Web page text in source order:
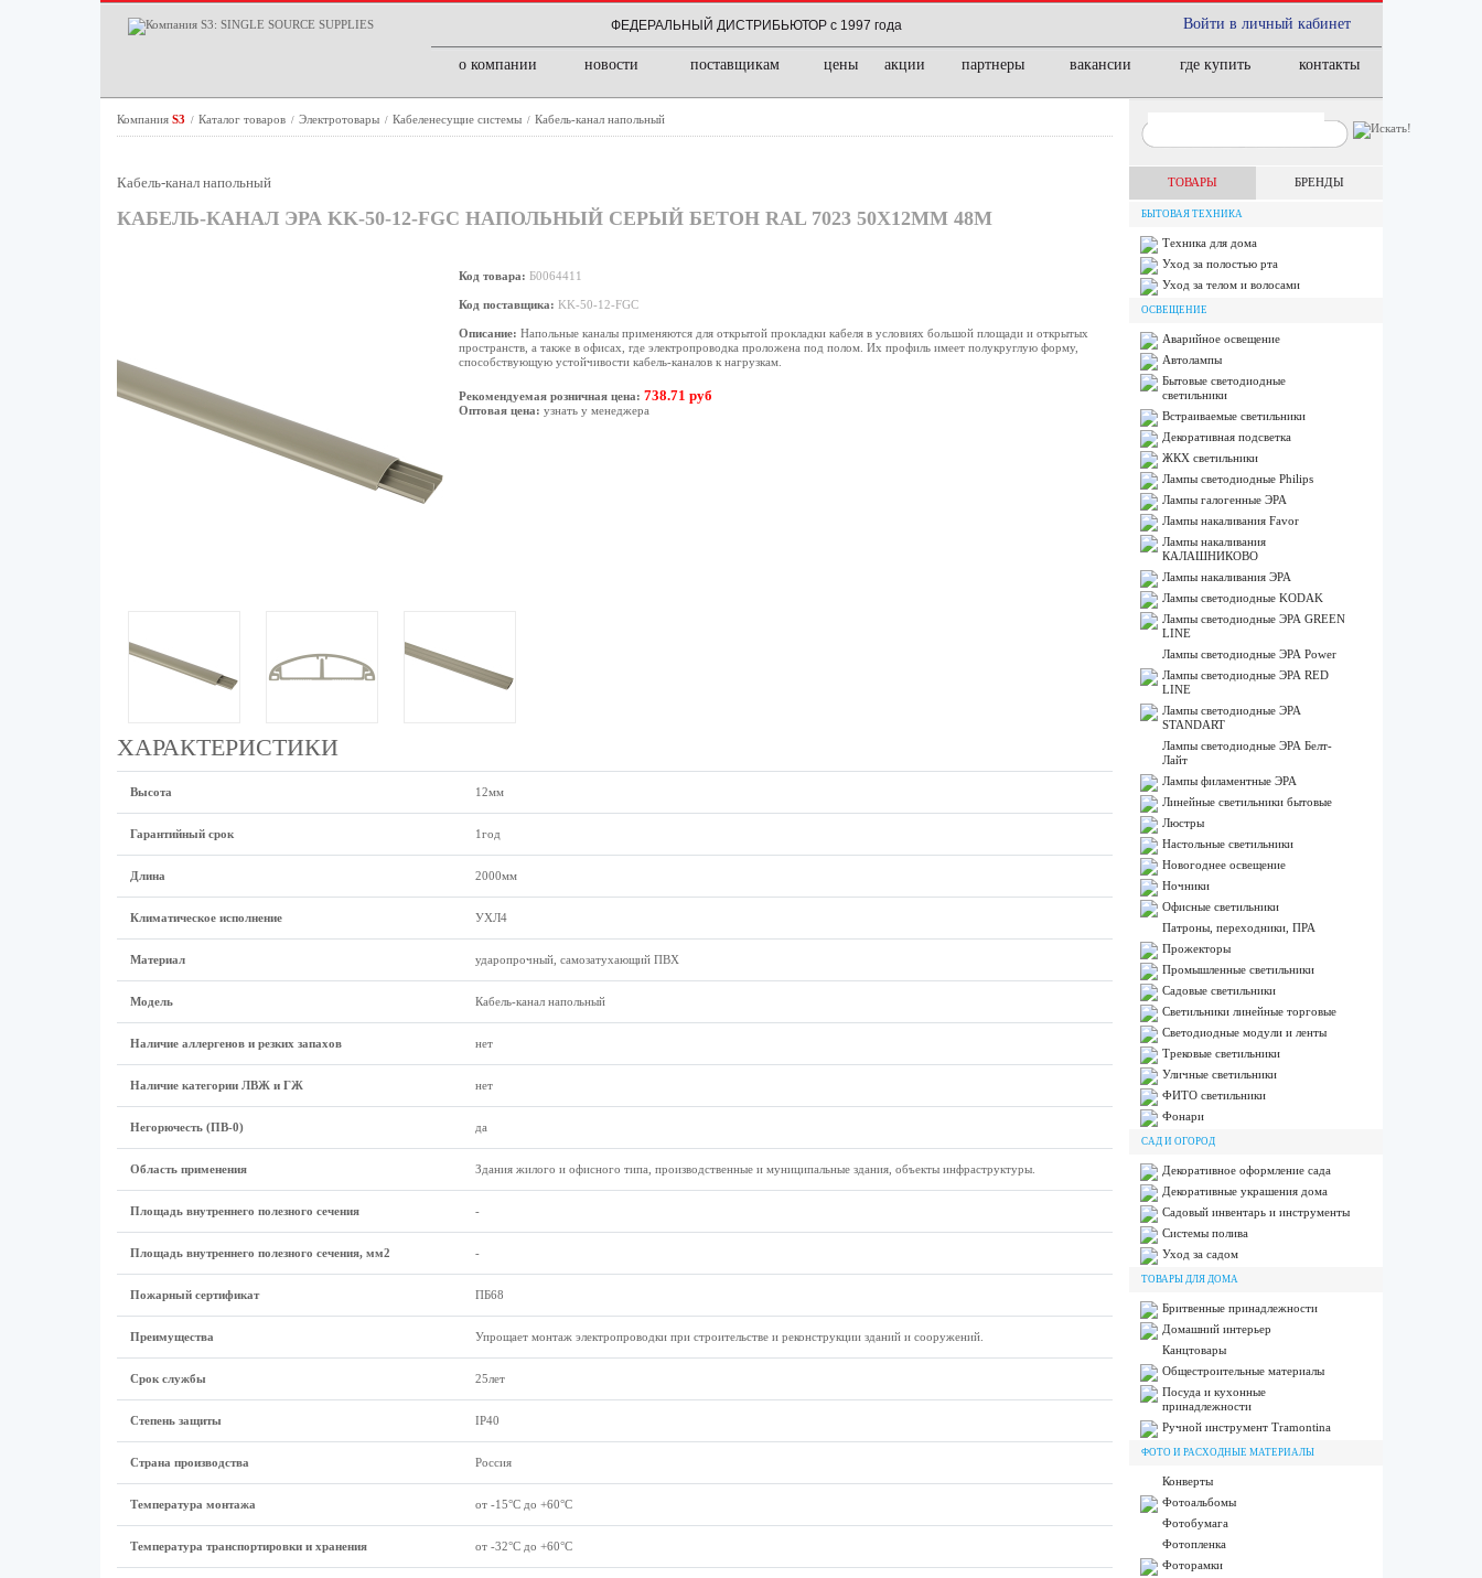
Войти в личный кабинет
ФЕДЕРАЛЬНЫЙ ДИСТРИБЬЮТОР с 1997 года
о компании новости поставщикам цены акции партнеры вакансии где купить контакты
Компания S3 / Каталог товаров / Электротовары / Кабеленесущие системы / Кабель-канал напольный
Кабель-канал напольный
КАБЕЛЬ-КАНАЛ ЭРА KK-50-12-FGС НАПОЛЬНЫЙ СЕРЫЙ БЕТОН RAL 7023 50Х12ММ 48М
Код товара: Б0064411
Код поставщика: KK-50-12-FGС
Описание: Напольные каналы применяются для открытой прокладки кабеля в условиях большой площади и открытых
пространств, а также в офисах, где электропроводка проложена под полом. Их профиль имеет полукруглую форму,
способствующую устойчивости кабель-каналов к нагрузкам.
Рекомендуемая розничная цена: 738.71 руб
Оптовая цена: узнать у менеджера
ХАРАКТЕРИСТИКИ
Высота 12мм
Гарантийный срок 1год
Длина 2000мм
Климатическое исполнение УХЛ4
Материал ударопрочный, самозатухающий ПВХ
Модель Кабель-канал напольный
Наличие аллергенов и резких запахов нет
Наличие категории ЛВЖ и ГЖ нет
Негорючесть (ПВ-0) да
Область применения Здания жилого и офисного типа, производственные и муниципальные здания, объекты инфраструктуры.
Площадь внутреннего полезного сечения -
Площадь внутреннего полезного сечения, мм2 -
Пожарный сертификат ПБ68
Преимущества Упрощает монтаж электропроводки при строительстве и реконструкции зданий и сооружений.
Срок службы 25лет
Степень защиты IP40
Страна производства Россия
Температура монтажа от -15°С до +60°С
Температура транспортировки и хранения от -32°С до +60°С
ТОВАРЫ БРЕНДЫ
БЫТОВАЯ ТЕХНИКА
Техника для дома
Уход за полостью рта
Уход за телом и волосами
ОСВЕЩЕНИЕ
Аварийное освещение
Автолампы
Бытовые светодиодные
светильники
Встраиваемые светильники
Декоративная подсветка
ЖКХ светильники
Лампы cветодиодные Philips
Лампы галогенные ЭРА
Лампы накаливания Favor
Лампы накаливания
КАЛАШНИКОВО
Лампы накаливания ЭРА
Лампы светодиодные KODAK
Лампы светодиодные ЭРА GREEN
LINE
Лампы светодиодные ЭРА Power
Лампы светодиодные ЭРА RED
LINE
Лампы светодиодные ЭРА
STANDART
Лампы светодиодные ЭРА Белт-
Лайт
Лампы филаментные ЭРА
Линейные светильники бытовые
Люстры
Настольные светильники
Новогоднее освещение
Ночники
Офисные светильники
Патроны, переходники, ПРА
Прожекторы
Промышленные светильники
Садовые светильники
Светильники линейные торговые
Светодиодные модули и ленты
Трековые светильники
Уличные светильники
ФИТО светильники
Фонари
САД И ОГОРОД
Декоративное оформление сада
Декоративные украшения дома
Садовый инвентарь и инструменты
Системы полива
Уход за садом
ТОВАРЫ ДЛЯ ДОМА
Бритвенные принадлежности
Домашний интерьер
Канцтовары
Общестроительные материалы
Посуда и кухонные
принадлежности
Ручной инструмент Tramontina
ФОТО И РАСХОДНЫЕ МАТЕРИАЛЫ
Конверты
Фотоальбомы
Фотобумага
Фотопленка
Фоторамки